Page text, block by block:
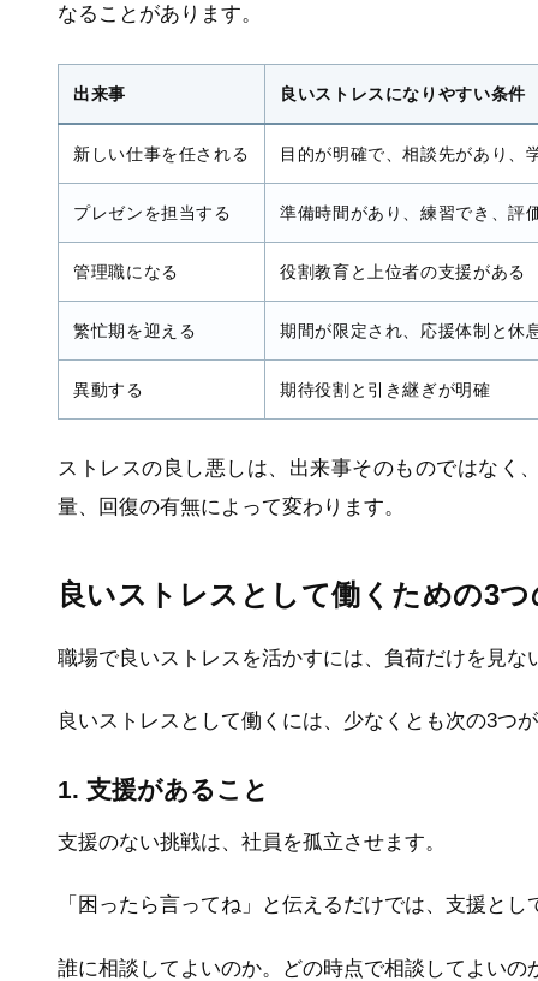
なることがあります。
出来事 良いストレスになりやすい条件
新しい仕事を任される 目的が明確で、相談先があり、
プレゼンを担当する 準備時間があり、練習でき、評
管理職になる 役割教育と上位者の支援がある
繁忙期を迎える 期間が限定され、応援体制と休
異動する 期待役割と引き継ぎが明確
ストレスの良し悪しは、出来事そのものではなく
量、回復の有無によって変わります。
良いストレスとして働くための3つ
職場で良いストレスを活かすには、負荷だけを見な
良いストレスとして働くには、少なくとも次の3つ
1. 支援があること
支援のない挑戦は、社員を孤立させます。
「困ったら言ってね」と伝えるだけでは、支援と
誰に相談してよいのか。どの時点で相談してよい